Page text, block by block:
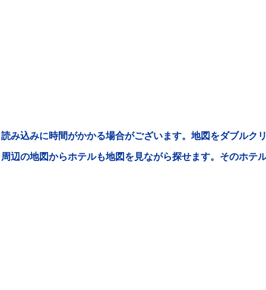
読み込みに時間がかかる場合がございます。地図をダブルク
周辺の地図からホテルも地図を見ながら探せます。そのホテ